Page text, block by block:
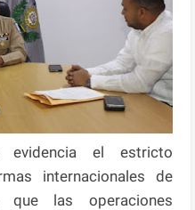
el estricto
internacionales de
que las operaciones